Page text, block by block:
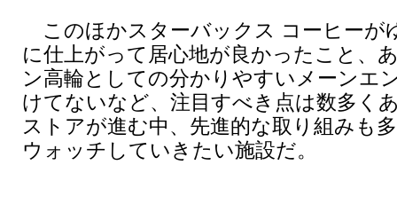
このほかスターバックス コーヒーが
に仕上がって居心地が良かったこと、
ン高輪としての分かりやすいメーンエ
けてないなど、注目すべき点は数多く
ストアが進む中、先進的な取り組みも
ウォッチしていきたい施設だ。